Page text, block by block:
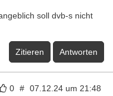
soll dvb-s nicht
Zitieren Antworten
0 # 07.12.24 um 21:48